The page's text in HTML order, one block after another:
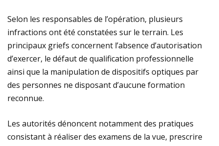
Selon les responsables de l’opération, plusieurs
infractions ont été constatées sur le terrain. Les
principaux griefs concernent l’absence d’autorisation
d’exercer, le défaut de qualification professionnelle
ainsi que la manipulation de dispositifs optiques par
des personnes ne disposant d’aucune formation
reconnue.
Les autorités dénoncent notamment des pratiques
consistant à réaliser des examens de la vue, prescrire